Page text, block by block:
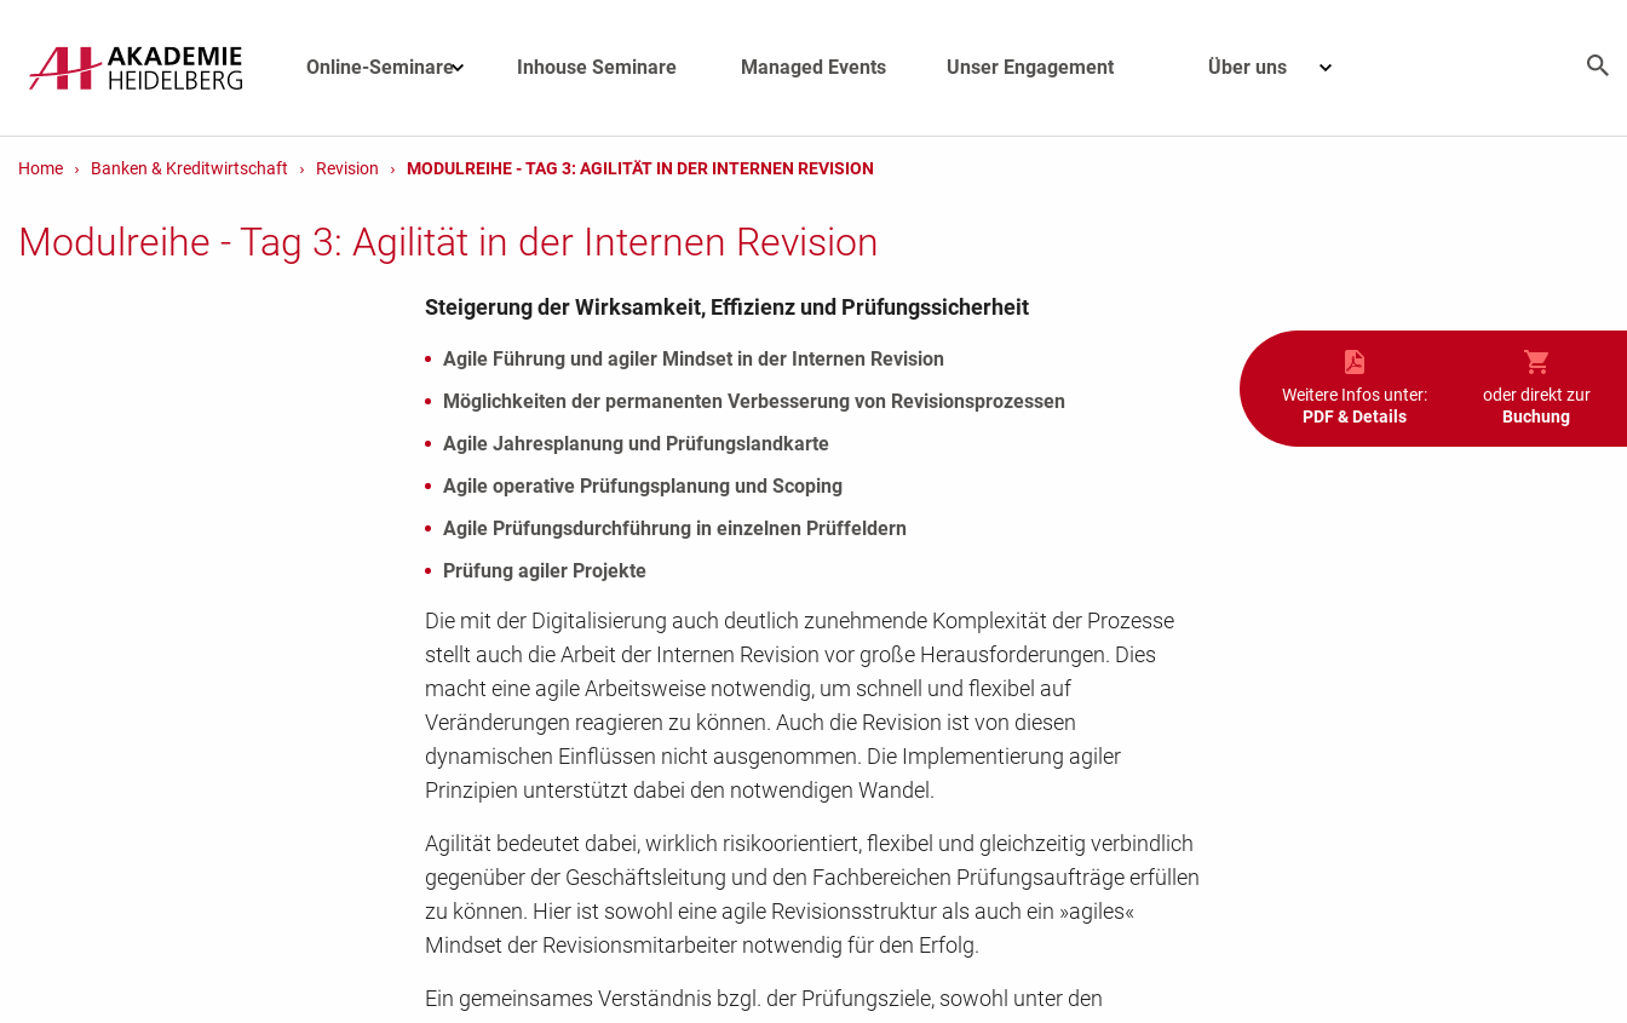
Online-Seminare Inhouse Seminare Managed Events Unser Engagement Über uns
Weitere Infos unter:
PDF & Details
oder direkt zur
Buchung
Home Banken & Kreditwirtschaft Revision MODULREIHE - TAG 3: AGILITÄT IN DER INTERNEN REVISION
Modulreihe - Tag 3: Agilität in der Internen Revision
Steigerung der Wirksamkeit, Effizienz und Prüfungssicherheit
Agile Führung und agiler Mindset in der Internen Revision
Möglichkeiten der permanenten Verbesserung von Revisionsprozessen
Agile Jahresplanung und Prüfungslandkarte
Agile operative Prüfungsplanung und Scoping
Agile Prüfungsdurchführung in einzelnen Prüffeldern
Prüfung agiler Projekte
Die mit der Digitalisierung auch deutlich zunehmende Komplexität der Prozesse
stellt auch die Arbeit der Internen Revision vor große Herausforderungen. Dies
macht eine agile Arbeitsweise notwendig, um schnell und flexibel auf
Veränderungen reagieren zu können. Auch die Revision ist von diesen
dynamischen Einflüssen nicht ausgenommen. Die Implementierung agiler
Prinzipien unterstützt dabei den notwendigen Wandel.
Agilität bedeutet dabei, wirklich risikoorientiert, flexibel und gleichzeitig verbindlich
gegenüber der Geschäftsleitung und den Fachbereichen Prüfungsaufträge erfüllen
zu können. Hier ist sowohl eine agile Revisionsstruktur als auch ein »agiles«
Mindset der Revisionsmitarbeiter notwendig für den Erfolg.
Ein gemeinsames Verständnis bzgl. der Prüfungsziele, sowohl unter den